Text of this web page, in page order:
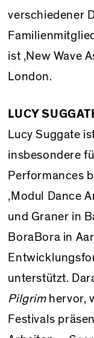
verschiedener
ist ‚New Wave
London.
LUCY
Lucy Suggate
insbesondere
Performances
‚Modul Dance
und Graner in
BoraBora in
unterstützt.
Pilgrimhervor,
Festivals